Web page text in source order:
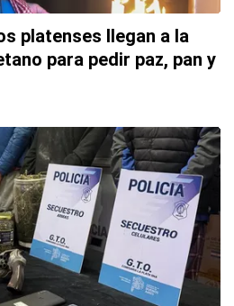
platenses llegan a la
para pedir paz, pan y